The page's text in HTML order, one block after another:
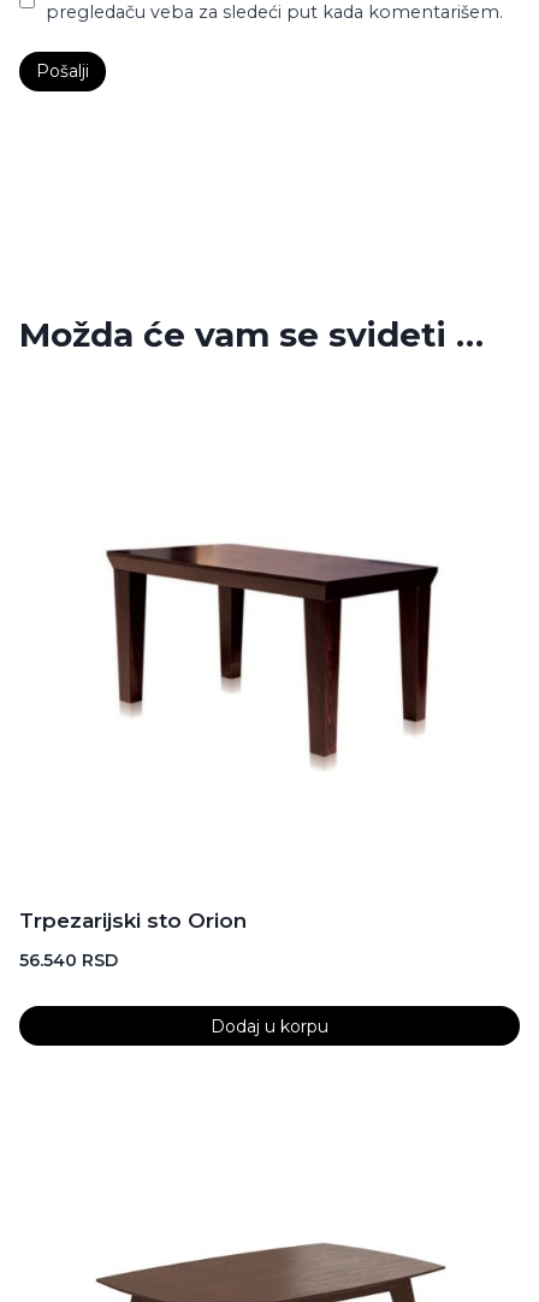
pregledaču veba za sledeći put kada komentarišem.
Možda će vam se svideti …
Trpezarijski sto Orion
56.540 RSD
Dodaj u korpu